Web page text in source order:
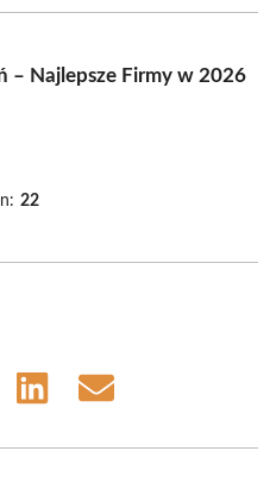
– Najlepsze Firmy w 2026
22
Share
Share